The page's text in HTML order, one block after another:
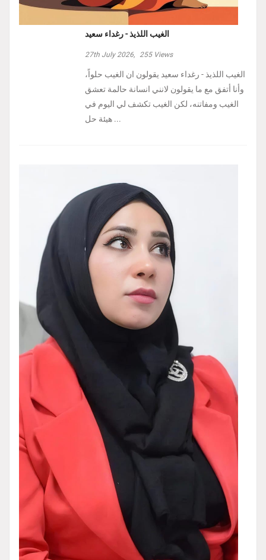
الغيب اللذيذ - رغداء سعيد
27th July 2026, 255Views
الغيب اللذيذ - رغداء سعيد يقولون ان الغيب حلواً،
وأنا أتفق مع ما يقولون لانني انسانة حالمة تعشق
الغيب ومفاتنه، لكن الغيب تكشف لي اليوم في
هيئة حل ...